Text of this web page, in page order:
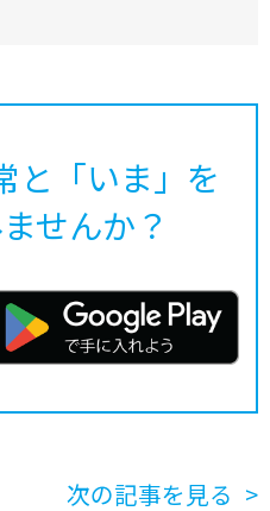
と「いま」を
せんか？
次の記事を見る